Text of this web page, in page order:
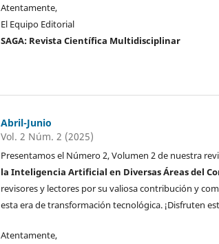
Atentamente,
El Equipo Editorial
SAGA: Revista Científica Multidisciplinar
Abril-Junio
Vol. 2 Núm. 2 (2025)
Presentamos el Número 2, Volumen 2 de nuestra
la Inteligencia Artificial en Diversas Áreas del
revisores y lectores por su valiosa contribución y
esta era de transformación tecnológica. ¡Disfruten
Atentamente,